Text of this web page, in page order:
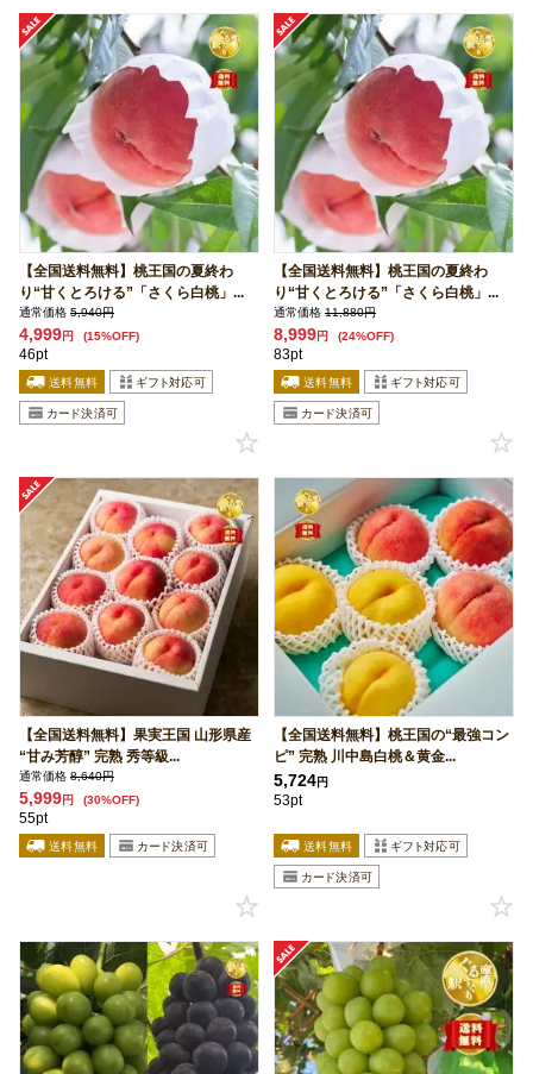
【全国送料無料】桃王国の夏終わ
り“甘くとろける”「さくら白桃」...
通常価格 5,940円
4,999円 (15%OFF)
46pt
【全国送料無料】桃王国の夏終わ
り“甘くとろける”「さくら白桃」...
通常価格 11,880円
8,999円 (24%OFF)
83pt
【全国送料無料】果実王国 山形県産
“甘み芳醇” 完熟 秀等級...
通常価格 8,640円
5,999円 (30%OFF)
55pt
【全国送料無料】桃王国の“最強コン
ピ” 完熟 川中島白桃＆黄金...
5,724円
53pt